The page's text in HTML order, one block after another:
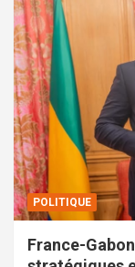
POLITIQUE
France-